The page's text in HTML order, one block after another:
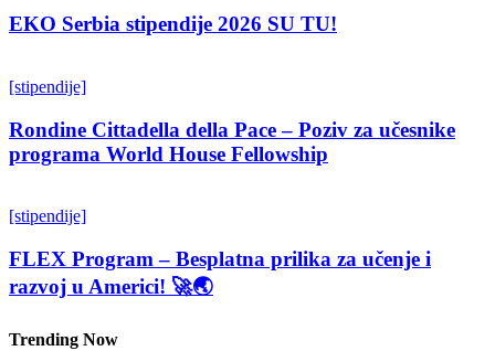
EKO Serbia stipendije 2026 SU TU!
[stipendije]
Rondine Cittadella della Pace – Poziv za učesnike
programa World House Fellowship
[stipendije]
FLEX Program – Besplatna prilika za učenje i
razvoj u Americi! 🚀🌏
Trending Now